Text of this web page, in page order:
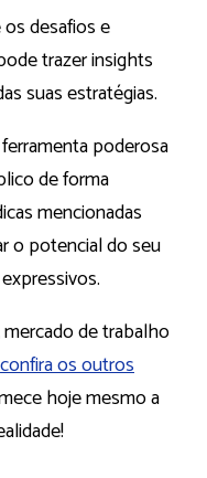
desafios e
trazer insights
suas estratégias.
poderosa
de forma
mencionadas
o potencial do seu
mercado de trabalho
confira os outros
hoje mesmo a